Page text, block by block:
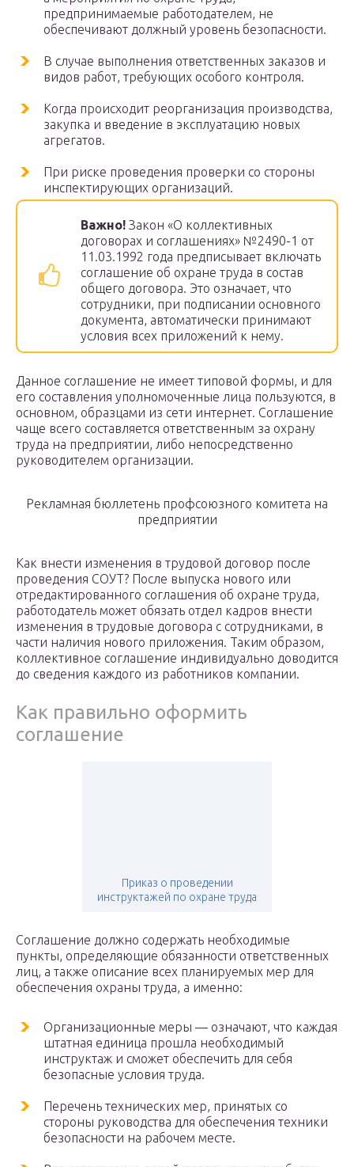
предпринимаемые работодателем, не
обеспечивают должный уровень безопасности.
В случае выполнения ответственных заказов и
видов работ, требующих особого контроля.
Когда происходит реорганизация производства,
закупка и введение в эксплуатацию новых
агрегатов.
При риске проведения проверки со стороны
инспектирующих организаций.
Важно! Закон «О коллективных
договорах и соглашениях» №2490-1 от
11.03.1992 года предписывает включать
соглашение об охране труда в состав
общего договора. Это означает, что
сотрудники, при подписании основного
документа, автоматически принимают
условия всех приложений к нему.
Данное соглашение не имеет типовой формы, и для
его составления уполномоченные лица пользуются, в
основном, образцами из сети интернет. Соглашение
чаще всего составляется ответственным за охрану
труда на предприятии, либо непосредственно
руководителем организации.
Рекламная бюллетень профсоюзного комитета на
предприятии
Как внести изменения в трудовой договор после
проведения СОУТ? После выпуска нового или
отредактированного соглашения об охране труда,
работодатель может обязать отдел кадров внести
изменения в трудовые договора с сотрудниками, в
части наличия нового приложения. Таким образом,
коллективное соглашение индивидуально доводится
до сведения каждого из работников компании.
Как правильно оформить
соглашение
Приказ о проведении
инструктажей по охране труда
Соглашение должно содержать необходимые
пункты, определяющие обязанности ответственных
лиц, а также описание всех планируемых мер для
обеспечения охраны труда, а именно:
Организационные меры — означают, что каждая
штатная единица прошла необходимый
инструктаж и сможет обеспечить для себя
безопасные условия труда.
Перечень технических мер, принятых со
стороны руководства для обеспечения техники
безопасности на рабочем месте.